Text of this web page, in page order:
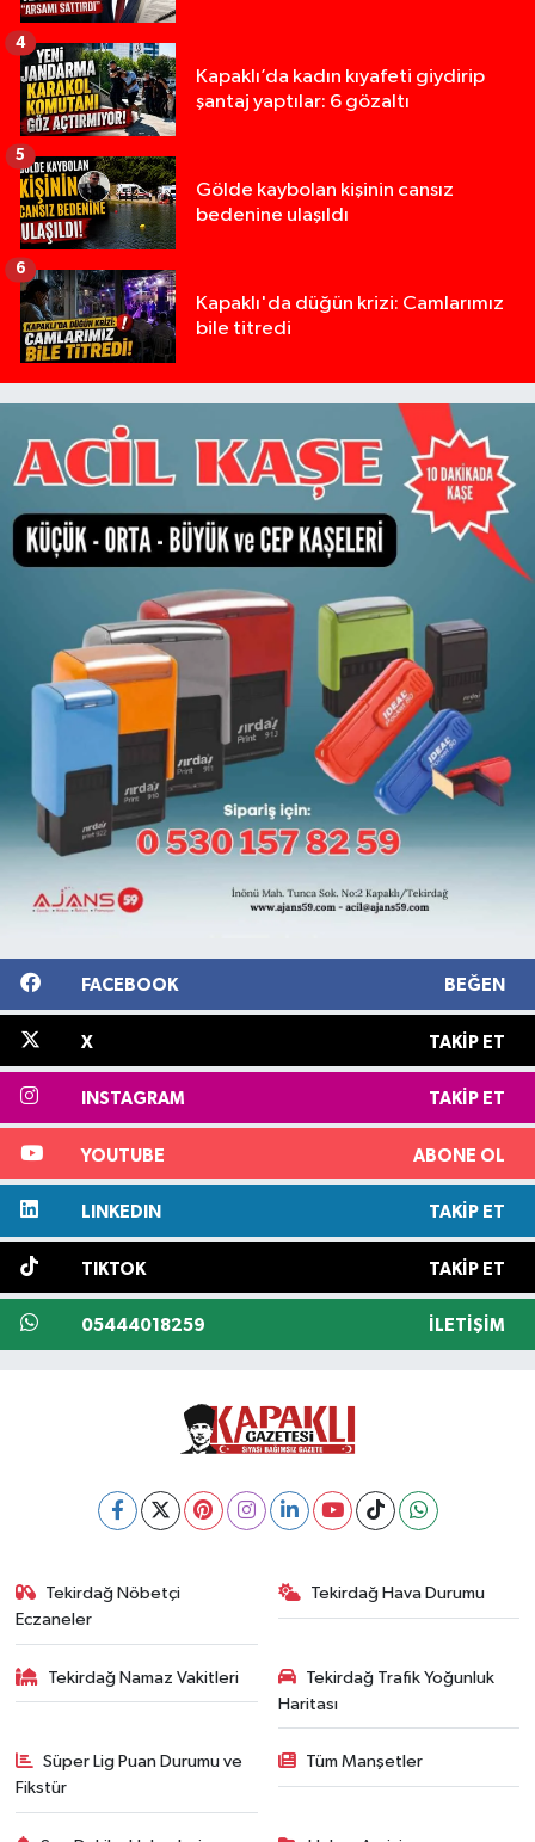
Kapaklı’da kadın kıyafeti giydirip
şantaj yaptılar: 6 gözaltı
4
Gölde kaybolan kişinin cansız
bedenine ulaşıldı
5
Kapaklı'da düğün krizi: Camlarımız
bile titredi
6
FACEBOOK BEĞEN
X TAKIP ET
INSTAGRAM TAKIP ET
YOUTUBE ABONE OL
LINKEDIN TAKIP ET
TIKTOK TAKIP ET
05444018259 İLETIŞIM
Tekirdağ Nöbetçi
Eczaneler
Tekirdağ Hava Durumu
Tekirdağ Namaz Vakitleri
Tekirdağ Trafik Yoğunluk
Haritası
Süper Lig Puan Durumu ve
Fikstür
Tüm Manşetler